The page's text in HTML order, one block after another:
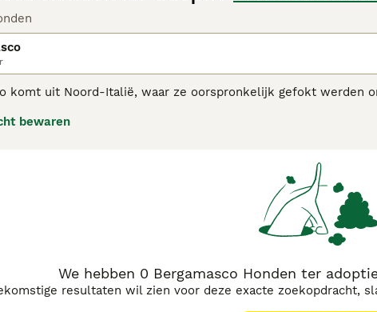
komt uit Noord-Italië, waar ze oorspronkelijk gefokt werden
bewaren
We hebben 0 Bergamasco Honden ter
resultaten wil zien voor deze exacte zoekopdracht,